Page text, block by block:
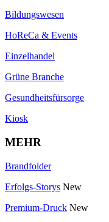
Bildungswesen
HoReCa & Events
Einzelhandel
Grüne Branche
Gesundheitsfürsorge
Kiosk
MEHR
Brandfolder
Erfolgs-Storys New
Premium-Druck New